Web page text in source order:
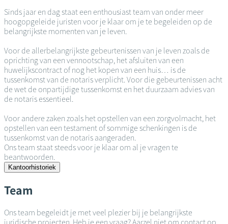
Sinds jaar en dag staat een enthousiast team van onder meer
hoogopgeleide juristen voor je klaar om je te begeleiden op de
belangrijkste momenten van je leven.
Voor de allerbelangrijkste gebeurtenissen van je leven zoals de
oprichting van een vennootschap, het afsluiten van een
huwelijkscontract of nog het kopen van een huis… is de
tussenkomst van de notaris verplicht. Voor die gebeurtenissen acht
de wet de onpartijdige tussenkomst en het duurzaam advies van
de notaris essentieel.
Voor andere zaken zoals het opstellen van een zorgvolmacht, het
opstellen van een testament of sommige schenkingen is de
tussenkomst van de notaris aangeraden.
Ons team staat steeds voor je klaar om al je vragen te
beantwoorden.
Kantoorhistoriek
Team
Ons team begeleidt je met veel plezier bij je belangrijkste